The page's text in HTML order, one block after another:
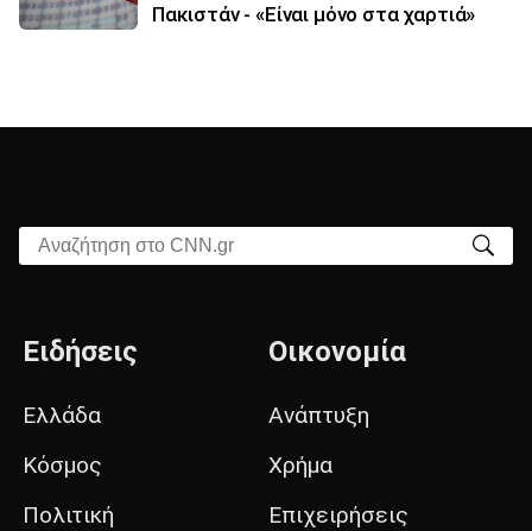
Πακιστάν - «Είναι μόνο στα χαρτιά»
Αναζήτηση στο CNN.gr
Ειδήσεις
Ελλάδα
Κόσμος
Πολιτική
Οικονομία
Ανάπτυξη
Χρήμα
Επιχειρήσεις